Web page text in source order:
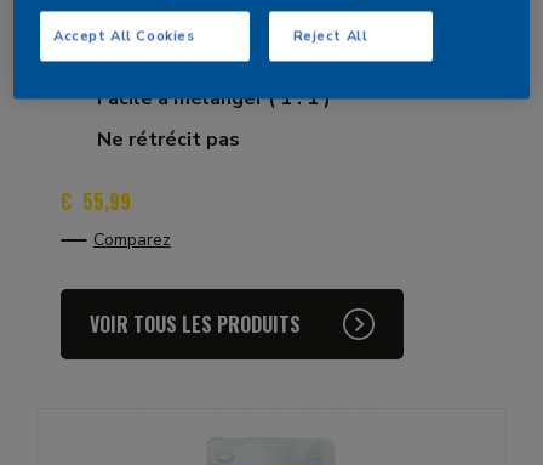
fissures et d’angles
Séchage rapide
Facile à mélanger ( 1 : 1 )
Ne rétrécit pas
€ 55,99
Comparez
VOIR TOUS LES PRODUITS
Reject All
Accept All Cookies